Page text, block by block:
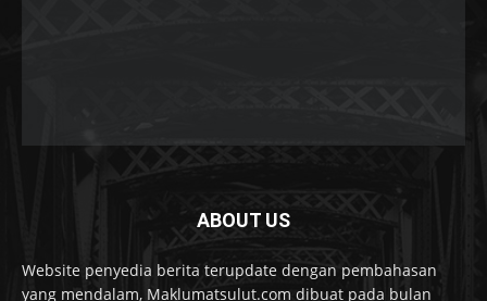
ABOUT US
Website penyedia berita terupdate dengan pembahasan
yang mendalam, Maklumatsulut.com dibuat pada bulan